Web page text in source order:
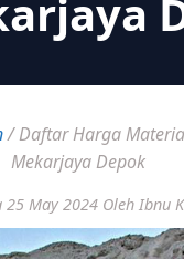
/Daftar Harga
Mekarjaya Depok
25 May 2024 Oleh Ibnu